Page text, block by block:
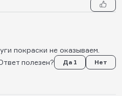
покраски не оказываем.
полезен?
Да 1 Нет